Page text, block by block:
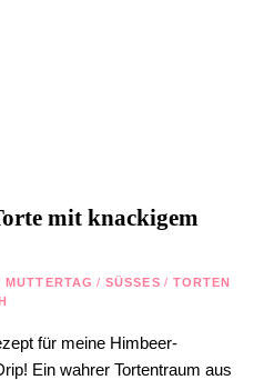
mit knackigem
MUTTERTAG / SÜSSES / TORTEN
für meine Himbeer-
Ein wahrer Tortentraum aus